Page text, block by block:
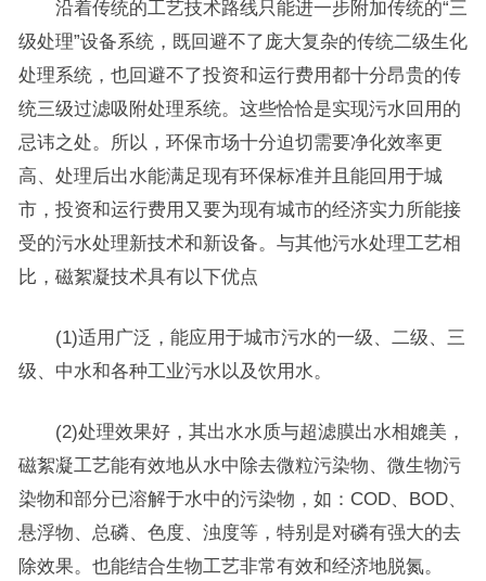
沿着传统的工艺技术路线只能进一步附加传统的“三
级处理”设备系统，既回避不了庞大复杂的传统二级生化
处理系统，也回避不了投资和运行费用都十分昂贵的传
统三级过滤吸附处理系统。这些恰恰是实现污水回用的
忌讳之处。所以，环保市场十分迫切需要净化效率更
高、处理后出水能满足现有环保标准并且能回用于城
市，投资和运行费用又要为现有城市的经济实力所能接
受的污水处理新技术和新设备。与其他污水处理工艺相
比，磁絮凝技术具有以下优点
(1)适用广泛，能应用于城市污水的一级、二级、三
级、中水和各种工业污水以及饮用水。
(2)处理效果好，其出水水质与超滤膜出水相媲美，
磁絮凝工艺能有效地从水中除去微粒污染物、微生物污
染物和部分已溶解于水中的污染物，如：COD、BOD、
悬浮物、总磷、色度、浊度等，特别是对磷有强大的去
除效果。也能结合生物工艺非常有效和经济地脱氮。